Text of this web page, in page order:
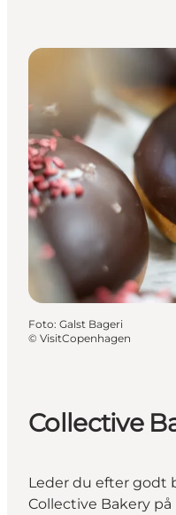
Foto: Galst Bageri
© VisitCopenhagen
Collective
Leder du efter godt
Collective Bakery